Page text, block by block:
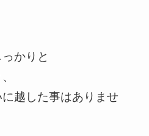
かりと
越した事はありませ